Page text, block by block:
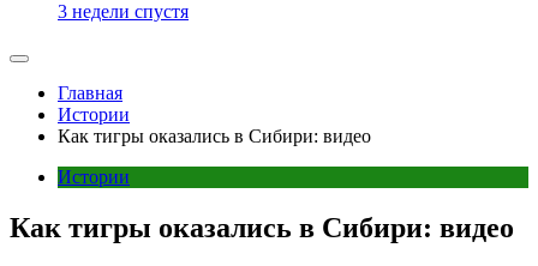
3 недели спустя
Главная
Истории
Как тигры оказались в Сибири: видео
Истории
Как тигры оказались в Сибири: видео